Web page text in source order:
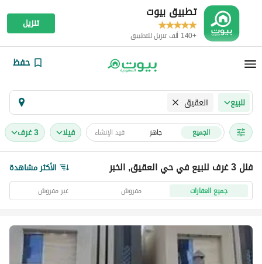
تطبيق بيوت
+140 ألف تنزيل للتطبيق
تنزيل
حفظ
للبيع العقيق
الجميع جاهز قيد الإنشاء فیلا 3 غرف
فلل 3 غرف للبيع في حي العقيق, الخبر الأكثر مشاهدة
جميع العقارات مفروش غير مفروش